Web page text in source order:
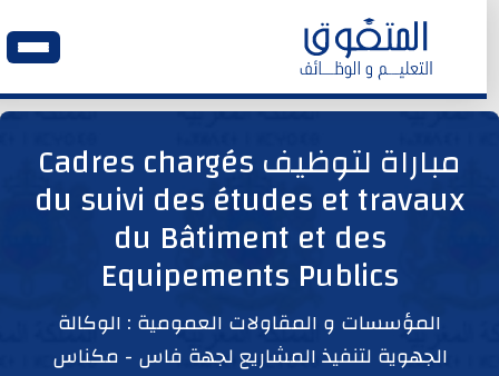
وظائف اليوم
ابحث عن وظيفة
وظائف عمومية
مباراة لتوظيف Cadres chargés
du suivi des études et travaux
du Bâtiment et des
Equipements Publics
المؤسسات و المقاولات العمومية : الوكالة
الجهوية لتنفيذ المشاريع لجهة فاس - مكناس